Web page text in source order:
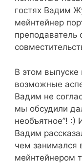
гостях Вадим
мейнтейнер
преподаватель
В этом
возможные
Вадим не
мы обсудили
необъятное”!
Вадим
чем занимался
мейнтейнером